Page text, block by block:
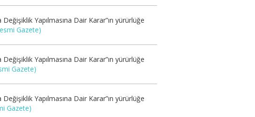
Yapılmasına Dair Karar”ın yürürlüğe
Gazete)
Yapılmasına Dair Karar”ın yürürlüğe
Gazete)
Yapılmasına Dair Karar”ın yürürlüğe
Gazete)